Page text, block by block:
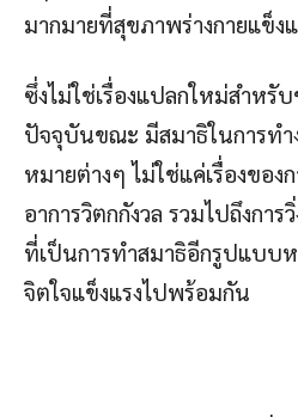
มากมายที่สุขภาพร่างกายแข็งแ
ซึ่งไม่ใช่เรื่องแปลกใหม่สำหรั
ปัจจุบันขณะ มีสมาธิในการทำ
หมายต่างๆ ไม่ใช่แค่เรื่องขอ
อาการวิตกกังวล รวมไปถึงกา
ที่เป็นการทำสมาธิอีกรูปแบบ
จิตใจแข็งแรงไปพร้อมกัน